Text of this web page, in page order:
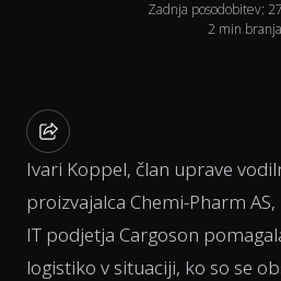
Zadnja posodobitev:
2 min branja
Ivari Koppel, član uprave
proizvajalca Chemi-Pharm
IT podjetja Cargoson
logistiko v situaciji, ko so se